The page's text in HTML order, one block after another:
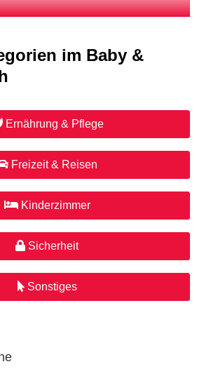
im Baby &
Ernährung & Pflege
Freizeit & Reisen
Kinderzimmer
Sicherheit
Sonstiges